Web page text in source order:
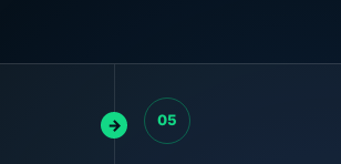
05